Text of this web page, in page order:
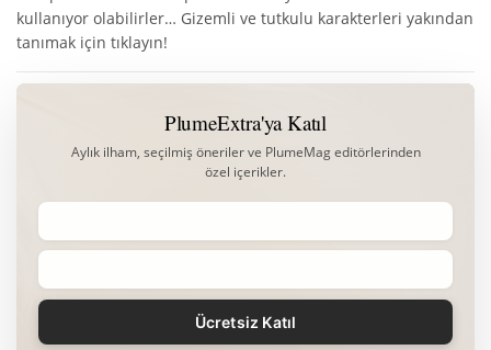
kullanıyor olabilirler… Gizemli ve tutkulu karakterleri yakından
tanımak için tıklayın!
PlumeExtra'ya Katıl
Aylık ilham, seçilmiş öneriler ve PlumeMag editörlerinden
özel içerikler.